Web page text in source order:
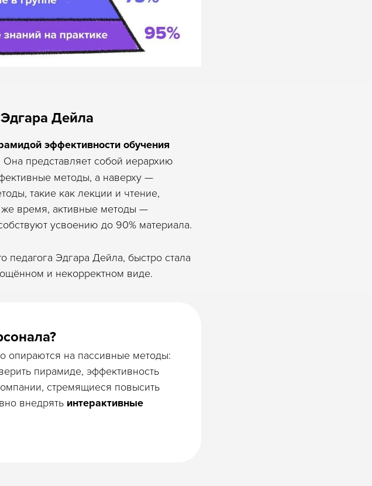
Дейла
эффективности обучения
Она представляет собой иерархию
методы, а наверху —
такие как лекции и чтение,
время, активные методы —
усвоению до 90% материала.
педагога Эдгара Дейла, быстро стала
и некорректном виде.
опираются на пассивные методы:
пирамиде, эффективность
стремящиеся повысить
внедрять интерактивные